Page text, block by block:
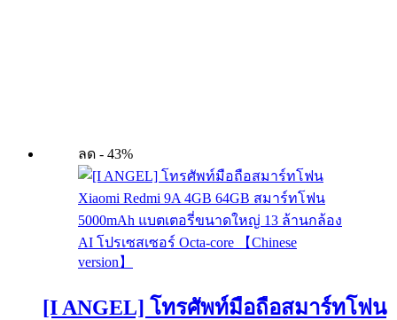
ลด - 43%
[I ANGEL] โทรศัพท์มือถือสมาร์ทโฟน